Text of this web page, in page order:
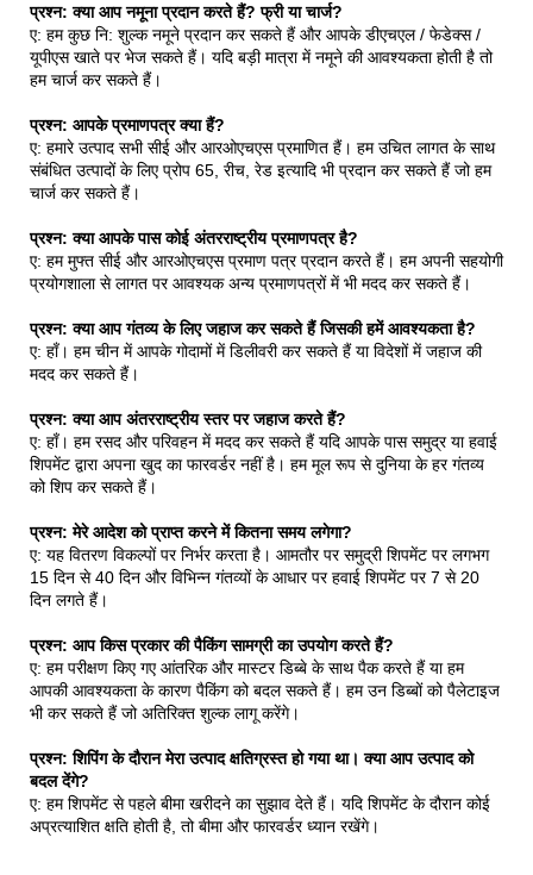
प्रश्न: क्या आप नमूना प्रदान करते हैं? फ्री या चार्ज?
ए: हम कुछ नि: शुल्क नमूने प्रदान कर सकते हैं और आपके डीएचएल / फेडेक्स /
यूपीएस खाते पर भेज सकते हैं। यदि बड़ी मात्रा में नमूने की आवश्यकता होती है तो
हम चार्ज कर सकते हैं।
प्रश्न: आपके प्रमाणपत्र क्या हैं?
ए: हमारे उत्पाद सभी सीई और आरओएचएस प्रमाणित हैं। हम उचित लागत के साथ
संबंधित उत्पादों के लिए प्रोप 65, रीच, रेड इत्यादि भी प्रदान कर सकते हैं जो हम
चार्ज कर सकते हैं।
प्रश्न: क्या आपके पास कोई अंतरराष्ट्रीय प्रमाणपत्र है?
ए: हम मुफ्त सीई और आरओएचएस प्रमाण पत्र प्रदान करते हैं। हम अपनी सहयोगी
प्रयोगशाला से लागत पर आवश्यक अन्य प्रमाणपत्रों में भी मदद कर सकते हैं।
प्रश्न: क्या आप गंतव्य के लिए जहाज कर सकते हैं जिसकी हमें आवश्यकता है?
ए: हाँ। हम चीन में आपके गोदामों में डिलीवरी कर सकते हैं या विदेशों में जहाज की
मदद कर सकते हैं।
प्रश्न: क्या आप अंतरराष्ट्रीय स्तर पर जहाज करते हैं?
ए: हाँ। हम रसद और परिवहन में मदद कर सकते हैं यदि आपके पास समुद्र या हवाई
शिपमेंट द्वारा अपना खुद का फारवर्डर नहीं है। हम मूल रूप से दुनिया के हर गंतव्य
को शिप कर सकते हैं।
प्रश्न: मेरे आदेश को प्राप्त करने में कितना समय लगेगा?
ए: यह वितरण विकल्पों पर निर्भर करता है। आमतौर पर समुद्री शिपमेंट पर लगभग
15 दिन से 40 दिन और विभिन्न गंतव्यों के आधार पर हवाई शिपमेंट पर 7 से 20
दिन लगते हैं।
प्रश्न: आप किस प्रकार की पैकिंग सामग्री का उपयोग करते हैं?
ए: हम परीक्षण किए गए आंतरिक और मास्टर डिब्बे के साथ पैक करते हैं या हम
आपकी आवश्यकता के कारण पैकिंग को बदल सकते हैं। हम उन डिब्बों को पैलेटाइज
भी कर सकते हैं जो अतिरिक्त शुल्क लागू करेंगे।
प्रश्न: शिपिंग के दौरान मेरा उत्पाद क्षतिग्रस्त हो गया था। क्या आप उत्पाद को
बदल देंगे?
ए: हम शिपमेंट से पहले बीमा खरीदने का सुझाव देते हैं। यदि शिपमेंट के दौरान कोई
अप्रत्याशित क्षति होती है, तो बीमा और फारवर्डर ध्यान रखेंगे।